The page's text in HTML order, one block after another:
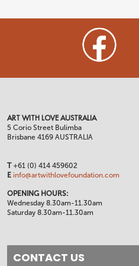
ART WITH LOVE AUSTRALIA
5 Corio Street Bulimba
Brisbane 4169 AUSTRALIA
T+61 (0) 414 459602
E info@artwithlovefoundation.com
OPENING HOURS:
Wednesday 8.30am-11.30am
Saturday 8.30am-11.30am
CONTACT US